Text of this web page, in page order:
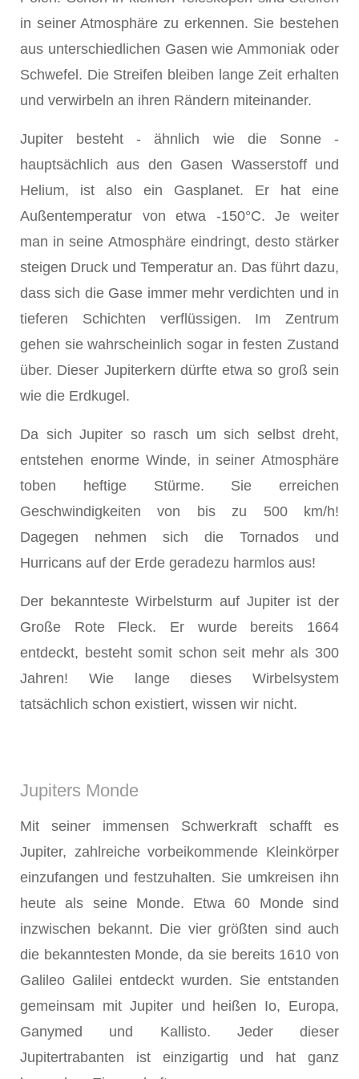
in seiner Atmosphäre zu erkennen. Sie bestehen
aus unterschiedlichen Gasen wie Ammoniak oder
Schwefel. Die Streifen bleiben lange Zeit erhalten
und verwirbeln an ihren Rändern miteinander.
Jupiter besteht - ähnlich wie die Sonne -
hauptsächlich aus den Gasen Wasserstoff und
Helium, ist also ein Gasplanet. Er hat eine
Außentemperatur von etwa -150°C. Je weiter
man in seine Atmosphäre eindringt, desto stärker
steigen Druck und Temperatur an. Das führt dazu,
dass sich die Gase immer mehr verdichten und in
tieferen Schichten verflüssigen. Im Zentrum
gehen sie wahrscheinlich sogar in festen Zustand
über. Dieser Jupiterkern dürfte etwa so groß sein
wie die Erdkugel.
Da sich Jupiter so rasch um sich selbst dreht,
entstehen enorme Winde, in seiner Atmosphäre
toben heftige Stürme. Sie erreichen
Geschwindigkeiten von bis zu 500 km/h!
Dagegen nehmen sich die Tornados und
Hurricans auf der Erde geradezu harmlos aus!
Der bekannteste Wirbelsturm auf Jupiter ist der
Große Rote Fleck. Er wurde bereits 1664
entdeckt, besteht somit schon seit mehr als 300
Jahren! Wie lange dieses Wirbelsystem
tatsächlich schon existiert, wissen wir nicht.
Jupiters Monde
Mit seiner immensen Schwerkraft schafft es
Jupiter, zahlreiche vorbeikommende Kleinkörper
einzufangen und festzuhalten. Sie umkreisen ihn
heute als seine Monde. Etwa 60 Monde sind
inzwischen bekannt. Die vier größten sind auch
die bekanntesten Monde, da sie bereits 1610 von
Galileo Galilei entdeckt wurden. Sie entstanden
gemeinsam mit Jupiter und heißen Io, Europa,
Ganymed und Kallisto. Jeder dieser
Jupitertrabanten ist einzigartig und hat ganz